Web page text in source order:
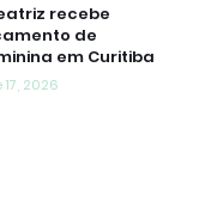
recebe
de
em Curitiba
2026